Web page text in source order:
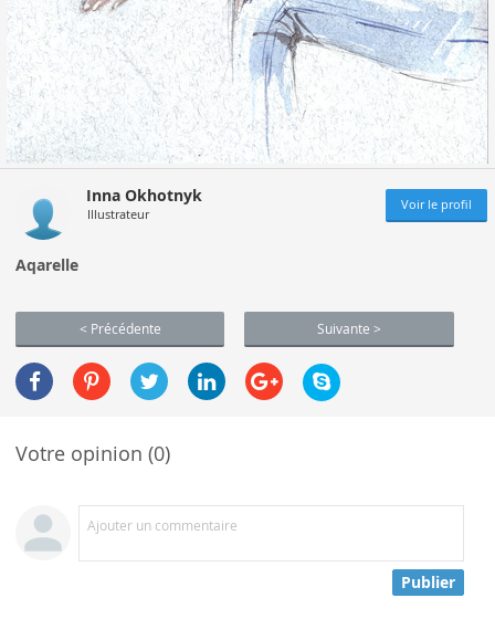
Inna Okhotnyk
Illustrateur
Voir le profil
Aqarelle
< Précédente Suivante >
Votre opinion (0)
Ajouter un commentaire
Publier